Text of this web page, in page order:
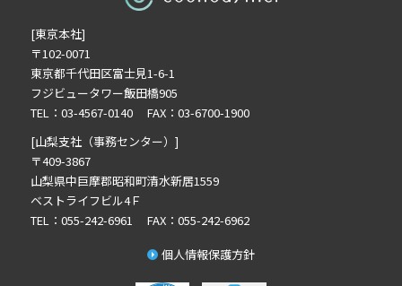
2022年3月の記事一覧(1)
2022年2月の記事一覧(1)
2022年1月の記事一覧(1)
2021年11月の記事一覧(1)
2021年9月の記事一覧(4)
2021年8月の記事一覧(3)
2021年6月の記事一覧(2)
2021年4月の記事一覧(5)
2021年2月の記事一覧(5)
2020年12月の記事一覧(3)
[東京本社]
〒102-0071
東京都千代田区富士見1-6-1
フジビュータワー飯田橋905
TEL：03-4567-0140 FAX：03-6700-1900
[山梨支社（事務センター）]
〒409-3867
山梨県中巨摩郡昭和町清水新居1559
ベストライフビル4Ｆ
TEL：055-242-6961 FAX：055-242-6962
個人情報保護方針